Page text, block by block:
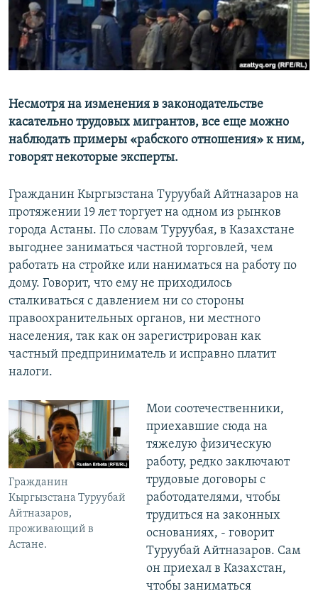
Несмотря на изменения в законодательстве
касательно трудовых мигрантов, все еще можно
наблюдать примеры «рабского отношения» к ним,
говорят некоторые эксперты.
Гражданин Кыргызстана Туруубай Айтназаров на
протяжении 19 лет торгует на одном из рынков
города Астаны. По словам Туруубая, в Казахстане
выгоднее заниматься частной торговлей, чем
работать на стройке или наниматься на работу по
дому. Говорит, что ему не приходилось
сталкиваться с давлением ни со стороны
правоохранительных органов, ни местного
населения, так как он зарегистрирован как
частный предприниматель и исправно платит
налоги.
Гражданин
Кыргызстана Туруубай
Айтназаров,
проживающий в
Астане.
​Мои соотечественники,
приехавшие сюда на
тяжелую физическую
работу, редко заключают
трудовые договоры с
работодателями, чтобы
трудиться на законных
основаниях, - говорит
Туруубай Айтназаров. Сам
он приехал в Казахстан,
чтобы заниматься